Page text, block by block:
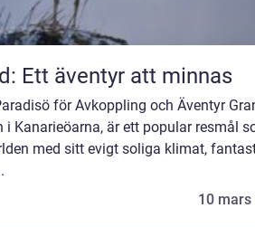
Ett äventyr att minnas
för Avkoppling och Äventyr
i Kanarieöarna, är ett popular resmål
med sitt evigt soliga klimat,
10 mars